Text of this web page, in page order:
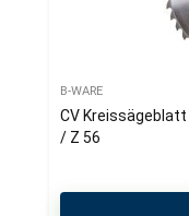
B-WARE
CV
/ Z 56